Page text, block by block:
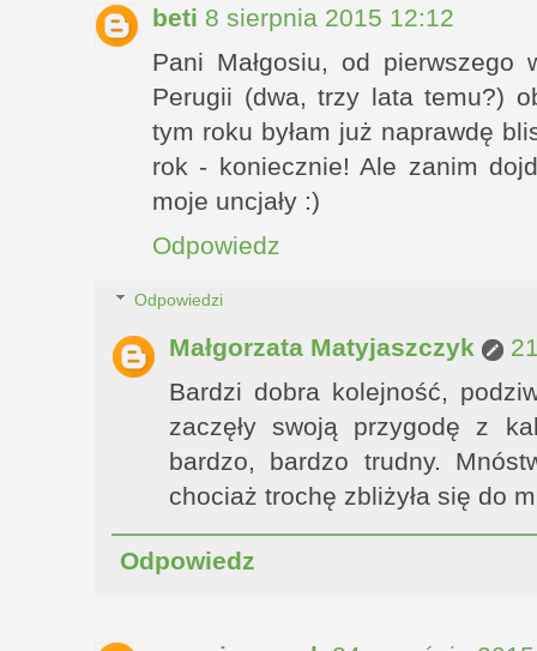
beti 8 sierpnia 2015 12:12
Pani Małgosiu, od
Perugii (dwa, trzy lata temu?)
tym roku byłam już naprawdę
rok - koniecznie! Ale zanim
moje uncjały :)
Odpowiedz
Odpowiedzi
Małgorzata Matyjaszczyk
Bardzi dobra kolejność,
zaczęły swoją przygodę z
bardzo, bardzo trudny.
chociaż trochę zbliżyła się do
Odpowiedz